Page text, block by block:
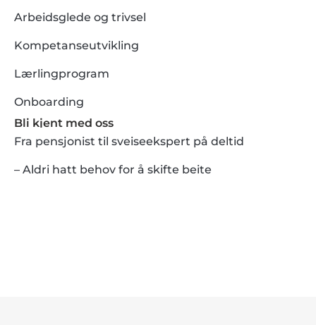
Arbeidsglede og trivsel
Kompetanseutvikling
Lærlingprogram
Onboarding
Bli kjent med oss
Fra pensjonist til sveiseekspert på deltid
– Aldri hatt behov for å skifte beite